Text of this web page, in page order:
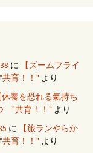
に
【ズームフライ
育！！" より
休養を恐れる氣持ち
"共育！！" より
に
【旅ランやらか
育！！" より